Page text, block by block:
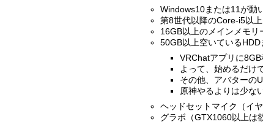
Windows10または11が動
第8世代以降のCore-i5以上
16GB以上のメインメモリ
50GB以上空いているHDD
VRChatアプリに
よって、始めるだけ
その他、アバターの
原神やるよりは少な
ヘッドセットマイク（イヤ
グラボ（GTX1060以上は